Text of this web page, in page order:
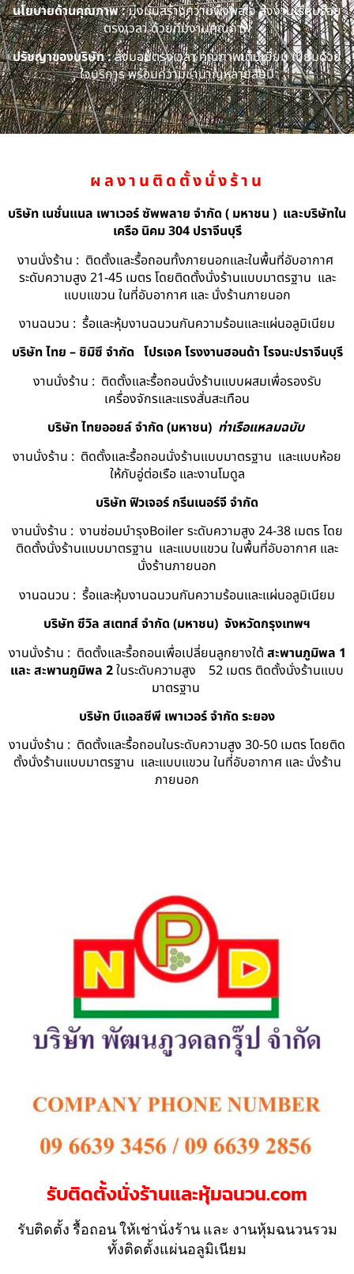
นโยบายด้านคุณภาพ :มุ่งมั่นสร้างความพึงพอใจ ส่งงานเรียบร้อย
ตรงเวลา ด้วยทีมงานคุณภาพ
ปรัชญาของบริษัท :ส่งมอบตรงเวลา คุณภาพเต็มเยี่ยม เปี่ยมด้วย
ใจบริการ พร้อมความชำนาญหลายสิบปี
ผลงานติดตั้งนั่งร้าน
บริษัท เนชั่นแนล เพาเวอร์ ซัพพลาย จำกัด ( มหาชน ) และบริษัทใน
เครือ นิคม 304 ปราจีนบุรี
งานนั่งร้าน : ติดตั้งและรื้อถอนทั้งภายนอกและในพื้นที่อับอากาศ
ระดับความสูง 21-45 เมตร โดยติดตั้งนั่งร้านแบบมาตรฐาน และ
แบบแขวน ในที่อับอากาศ และ นั่งร้านภายนอก
งานฉนวน : รื้อและหุ้มงานฉนวนกันความร้อนและแผ่นอลูมิเนียม
บริษัท ไทย – ชิมิซึ จำกัด โปรเจค โรงงานฮอนด้า โรจนะปราจีนบุรี
งานนั่งร้าน : ติดตั้งและรื้อถอนนั่งร้านแบบผสมเพื่อรองรับ
เครื่องจักรและแรงสั่นสะเทือน
บริษัท ไทยออยล์ จํากัด (มหาชน) ท่าเรือแหลมฉบับ
งานนั่งร้าน : ติดตั้งและรื้อถอนนั่งร้านแบบมาตรฐาน และแบบห้อย
ให้กับอู่ต่อเรือ และงานโมดูล
บริษัท ฟิวเจอร์ กรีนเนอร์จี จำกัด
งานนั่งร้าน : งานซ่อมบำรุงBoiler ระดับความสูง 24-38 เมตร โดย
ติดตั้งนั่งร้านแบบมาตรฐาน และแบบแขวน ในพื้นที่อับอากาศ และ
นั่งร้านภายนอก
งานฉนวน : รื้อและหุ้มงานฉนวนกันความร้อนและแผ่นอลูมิเนียม
บริษัท ซีวิล สเตทส์ จำกัด (มหาชน) จังหวัดกรุงเทพฯ
งานนั่งร้าน : ติดตั้งและรื้อถอนเพื่อเปลี่ยนลูกยางใต้ สะพานภูมิพล 1
และ สะพานภูมิพล 2ในระดับความสูง 52 เมตร ติดตั้งนั่งร้านแบบ
มาตรฐาน
บริษัท บีแอลซีพี เพาเวอร์ จำกัด ระยอง
งานนั่งร้าน : ติดตั้งและรื้อถอนในระดับความสูง 30-50 เมตร โดยติด
ตั้งนั่งร้านแบบมาตรฐาน และแบบแขวน ในที่อับอากาศ และ นั่งร้าน
ภายนอก
รับติดตั้งนั่งร้านและหุ้มฉนวน.com
รับติดตั้ง รื้อถอน ให้เช่านั่งร้าน และ งานหุ้มฉนวนรวม
ทั้งติดตั้งแผ่นอลูมิเนียม